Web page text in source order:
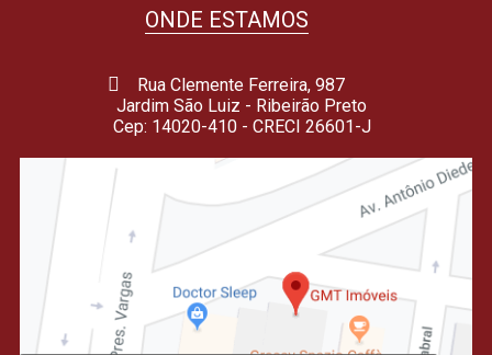
ONDE ESTAMOS
Rua Clemente Ferreira, 987
Jardim São Luiz - Ribeirão Preto
Cep: 14020-410 - CRECI 26601-J